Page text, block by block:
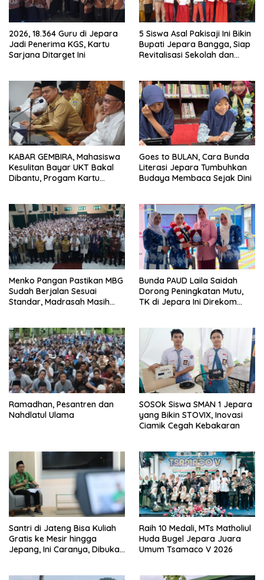
2026, 18.364 Guru di Jepara
Jadi Penerima KGS, Kartu
Sarjana Ditarget Ini
5 Siswa Asal Pakisaji Ini Bikin
Bupati Jepara Bangga, Siap
Revitalisasi Sekolah dan
KABAR GEMBIRA, Mahasiswa
Kesulitan Bayar UKT Bakal
Dibantu, Progam Kartu
Goes to BULAN, Cara Bunda
Literasi Jepara Tumbuhkan
Budaya Membaca Sejak Dini
Menko Pangan Pastikan MBG
Sudah Berjalan Sesuai
Standar, Madrasah Masih
Bunda PAUD Laila Saidah
Dorong Peningkatan Mutu,
TK di Jepara Ini Direkom
Ramadhan, Pesantren dan
Nahdlatul Ulama
SOSOk Siswa SMAN 1 Jepara
yang Bikin STOVIX, Inovasi
Ciamik Cegah Kebakaran
Santri di Jateng Bisa Kuliah
Gratis ke Mesir hingga
Jepang, Ini Caranya, Dibuka
Raih 10 Medali, MTs Matholiul
Huda Bugel Jepara Juara
Umum Tsamaco V 2026